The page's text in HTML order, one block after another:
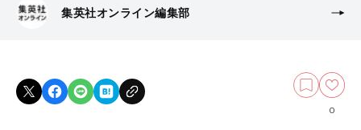
集英社オンライン編集部
0